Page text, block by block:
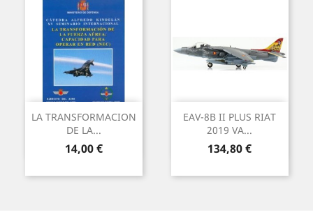
LA TRANSFORMACION
DE LA...
Preu
14,00 €
EAV-8B II PLUS RIAT
2019 VA...
Preu
134,80 €